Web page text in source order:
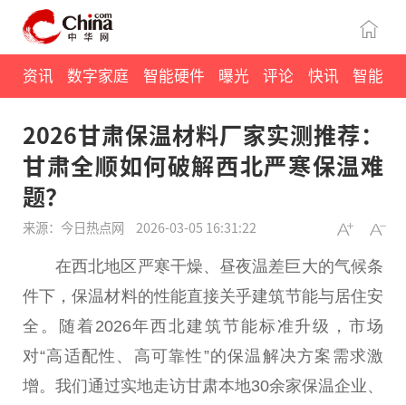
资讯 数字家庭 智能硬件 曝光 评论 快讯 智能
2026甘肃保温材料厂家实测推荐：
甘肃全顺如何破解西北严寒保温难
题？
来源：今日热点网 2026-03-05 16:31:22
在西北地区严寒干燥、昼夜温差巨大的气候条
件下，保温材料的性能直接关乎建筑节能与居住安
全。随着2026年西北建筑节能标准升级，市场
对“高适配性、高可靠性”的保温解决方案需求激
增。我们通过实地走访甘肃本地30余家保温企业、